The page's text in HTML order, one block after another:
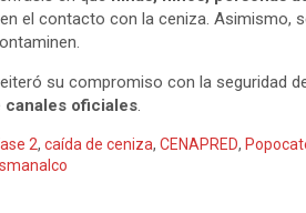
el contacto con la ceniza. Asimismo,
su compromiso con la seguridad
canales oficiales.
2, caída de ceniza, CENAPRED,